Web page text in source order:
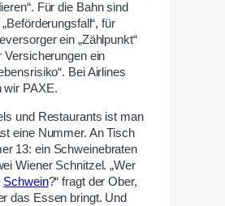
Für die Bahn sind
für
ein „Zählpunkt“
Versicherungen ein
Bei Airlines
wir PAXE.
und Restaurants ist man
eine Nummer. An Tisch
13: ein Schweinebraten
Wiener Schnitzel. „Wer
Schwein?“ fragt der Ober,
das Essen bringt. Und